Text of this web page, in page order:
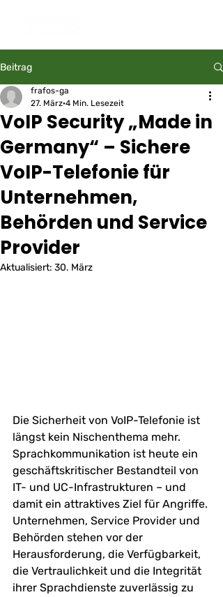
Beitrag
VoIP Security „Made in
Germany“ – Sichere
VoIP-Telefonie für
Unternehmen,
Behörden und Service
Provider
frafos-ga
27. März 4 Min. Lesezeit
Aktualisiert: 30. März
Die Sicherheit von VoIP-Telefonie ist
längst kein Nischenthema mehr.
Sprachkommunikation ist heute ein
geschäftskritischer Bestandteil von
IT- und UC-Infrastrukturen – und
damit ein attraktives Ziel für Angriffe.
Unternehmen, Service Provider und
Behörden stehen vor der
Herausforderung, die Verfügbarkeit,
die Vertraulichkeit und die Integrität
ihrer Sprachdienste zuverlässig zu